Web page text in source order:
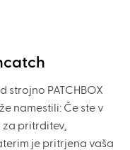
strojno PATCHBOX
namestili: Če ste v
pritrditev,
je pritrjena vaša